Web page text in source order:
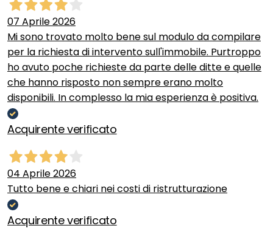
07 Aprile 2026
Mi sono trovato molto bene sul modulo da compilare
per la richiesta di intervento sull'immobile. Purtroppo
ho avuto poche richieste da parte delle ditte e quelle
che hanno risposto non sempre erano molto
disponibili. In complesso la mia esperienza è positiva.
Acquirente verificato
04 Aprile 2026
Tutto bene e chiari nei costi di ristrutturazione
Acquirente verificato